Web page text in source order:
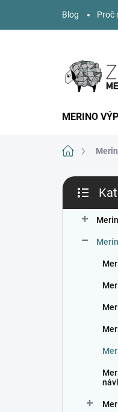
obsah
Blog Proč
MERINO
Domů
P
s
kategorie